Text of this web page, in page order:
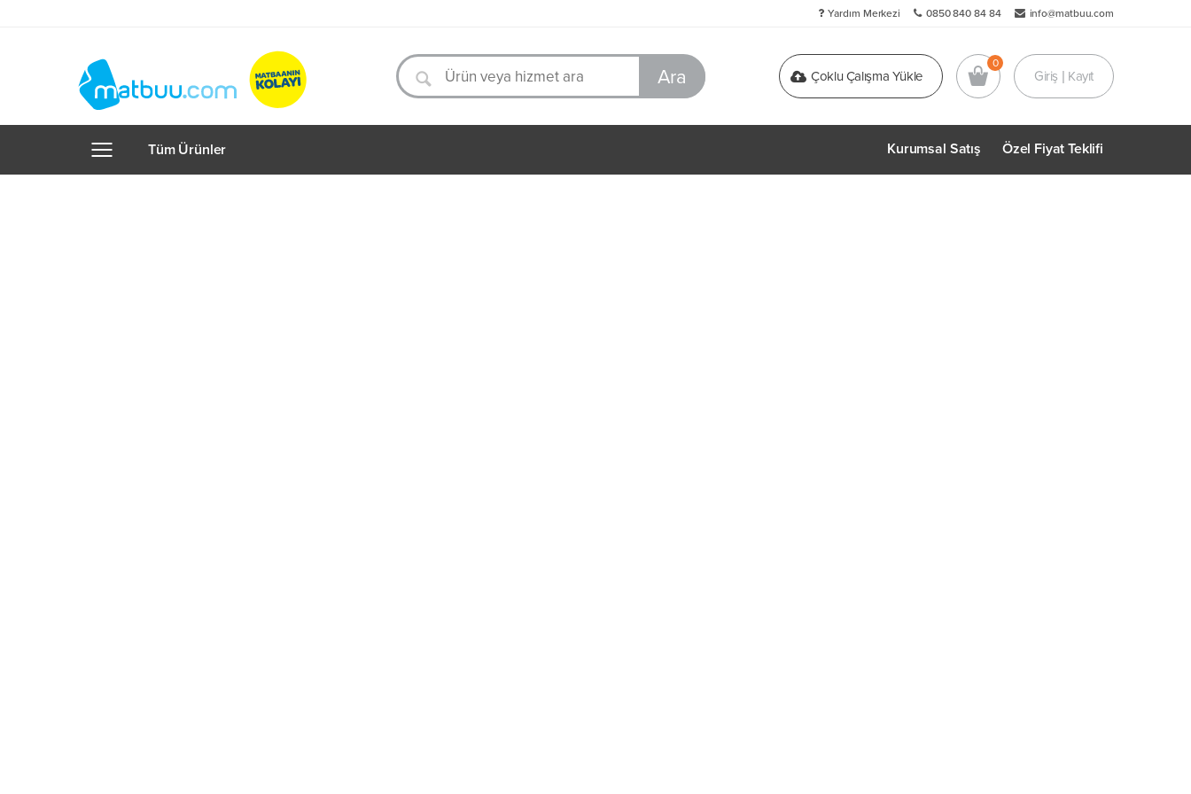
info@matbuu.com
0850 840 84 84
Yardım Merkezi
Çoklu Çalışma Yükle Giriş | Kayıt
Tüm Ürünler Kurumsal Satış Özel Fiyat Teklifi